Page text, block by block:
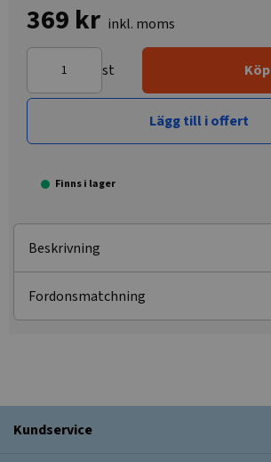
369 kr inkl. moms
st Köp
Lägg till i offert
Finns i lager
Beskrivning
Fordonsmatchning
Kundservice